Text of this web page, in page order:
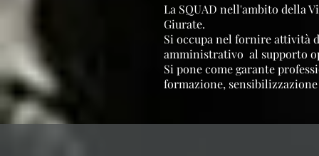
​La SQUAD nell'ambito della
Giurate.
Si occupa nel fornire attività
amministrativo al supporto
Si pone come garante
formazione,